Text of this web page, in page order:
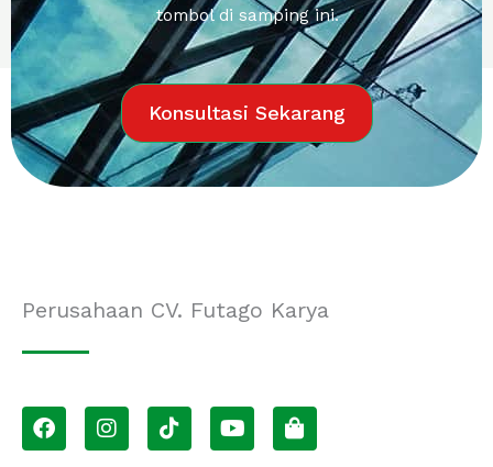
tombol di samping ini.
Konsultasi Sekarang
Perusahaan CV. Futago Karya
F
a
I
n
T
i
Y
o
S
h